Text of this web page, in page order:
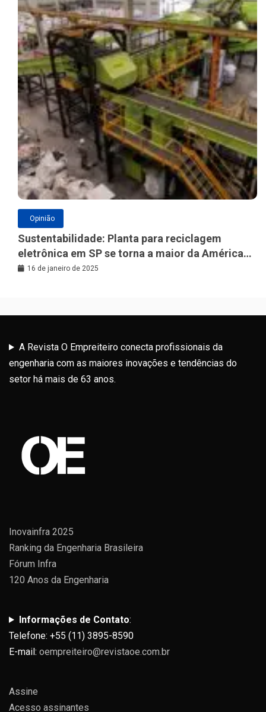
Opinião
Sustentabilidade: Planta para reciclagem
eletrônica em SP se torna a maior da América
Latina
16 de janeiro de 2025
A Revista O Empreiteiro conecta profissionais da
engenharia com as maiores inovações e tendências do
setor há mais de 63 anos.
Inovainfra 2025
Ranking da Engenharia Brasileira
Fórum Infra
120 Anos da Engenharia
Informações de Contato:
Telefone: +55 (11) 3895-8590
E-mail: oempreiteiro@revistaoe.com.br
Assine
Acesso assinantes